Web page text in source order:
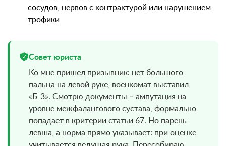
сосудов, нервов с контрактурой или нарушением
трофики
Совет юриста
Ко мне пришел призывник: нет большого
пальца на левой руке, военкомат выставил
«Б-3». Смотрю документы – ампутация на
уровне межфалангового сустава, формально
попадает в критерии статьи 67. Но парень
левша, а норма прямо указывает: при оценке